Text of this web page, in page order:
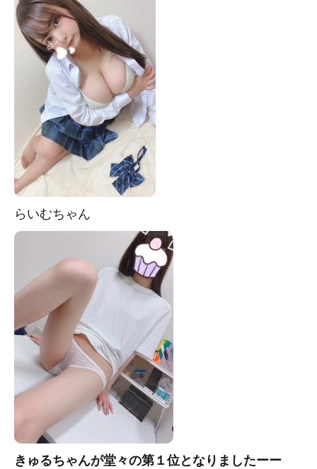
らいむちゃん
きゅるちゃんが堂々の第１位となりましたーー